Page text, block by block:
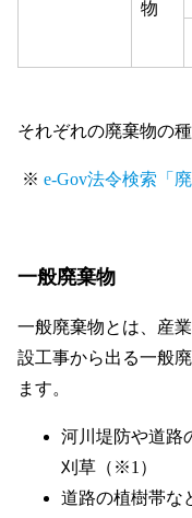
物
それぞれの廃棄物の
※ e-Gov法令検索「
一般廃棄物
一般廃棄物とは、産
設工事から出る一般
ます。
河川堤防や道路
刈草（※1）
道路の植樹帯な